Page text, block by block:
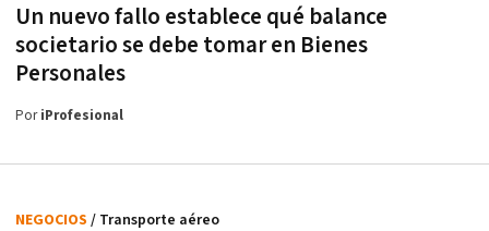
Un nuevo fallo establece qué balance
societario se debe tomar en Bienes
Personales
PoriProfesional
NEGOCIOS / Transporte aéreo